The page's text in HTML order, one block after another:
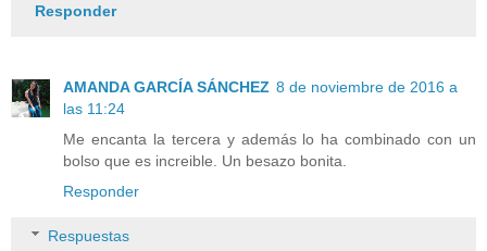
Responder
AMANDA GARCÍA SÁNCHEZ 8 de noviembre de 2016 a
las 11:24
Me encanta la tercera y además lo ha combinado con un
bolso que es increible. Un besazo bonita.
Responder
Respuestas